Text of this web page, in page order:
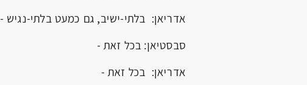
אדריאן: בלתי-ישיב, גם כמעט בלתי-נגיש -
סבסטיאן: בכל זאת -
אדריאן: בכל זאת -